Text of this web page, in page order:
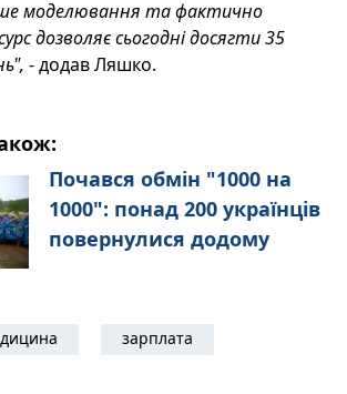
моделювання та фактично
дозволяє сьогодні досягти 35
- додав Ляшко.
Почався обмін "1000 на
1000": понад 200 українців
повернулися додому
зарплата